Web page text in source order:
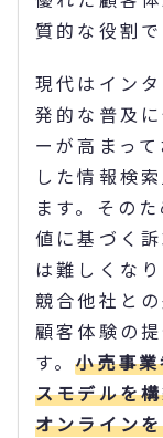
質的な役割で
現代はイン
発的な普及
ーが高まっ
した情報検
ます。その
値に基づく
は難しくな
競合他社と
顧客体験の
す。小売事
スモデルを
オンライン